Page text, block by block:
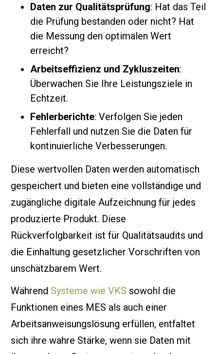
Daten zur Qualitätsprüfung: Hat das Teil
die Prüfung bestanden oder nicht? Hat
die Messung den optimalen Wert
erreicht?
Arbeitseffizienz und Zykluszeiten:
Überwachen Sie Ihre Leistungsziele in
Echtzeit.
Fehlerberichte: Verfolgen Sie jeden
Fehlerfall und nutzen Sie die Daten für
kontinuierliche Verbesserungen.
Diese wertvollen Daten werden automatisch
gespeichert und bieten eine vollständige und
zugängliche digitale Aufzeichnung für jedes
produzierte Produkt. Diese
Rückverfolgbarkeit ist für Qualitätsaudits und
die Einhaltung gesetzlicher Vorschriften von
unschätzbarem Wert.
Während Systeme wie VKS sowohl die
Funktionen eines MES als auch einer
Arbeitsanweisungslösung erfüllen, entfaltet
sich ihre wahre Stärke, wenn sie Daten mit